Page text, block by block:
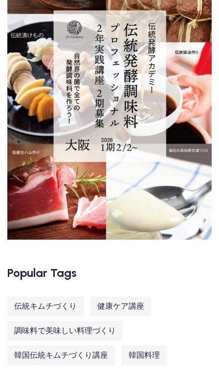
Popular Tags
伝統キムチづくり 健康ケア講座
調味料で美味しい料理づくり
韓国伝統キムチづくり講座 韓国料理